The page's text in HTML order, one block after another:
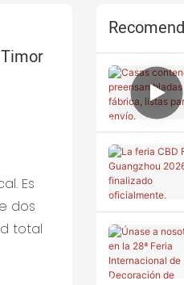
Es
dos
total